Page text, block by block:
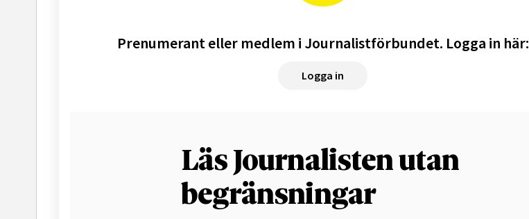
Prenumerant eller medlem i Journalistförbundet. Logga in här:
Logga in
Läs Journalisten utan
begränsningar